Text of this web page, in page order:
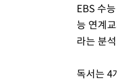
EBS 수
능 연계
라는 분
독서는 4